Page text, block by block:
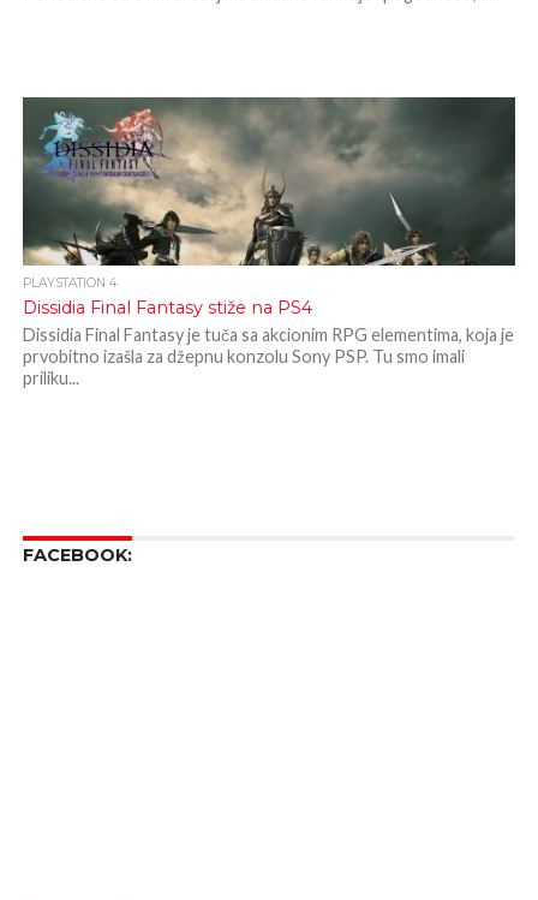
PLAYSTATION 4
Dissidia Final Fantasy stiže na PS4
Dissidia Final Fantasy je tuča sa akcionim RPG elementima, koja je
prvobitno izašla za džepnu konzolu Sony PSP. Tu smo imali
priliku...
FACEBOOK: